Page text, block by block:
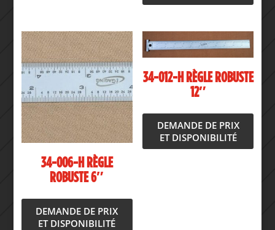
34-006-H RÈGLE
ROBUSTE 6″
DEMANDE DE PRIX
ET DISPONIBILITÉ
34-012-H RÈGLE ROBUSTE
12″
DEMANDE DE PRIX
ET DISPONIBILITÉ